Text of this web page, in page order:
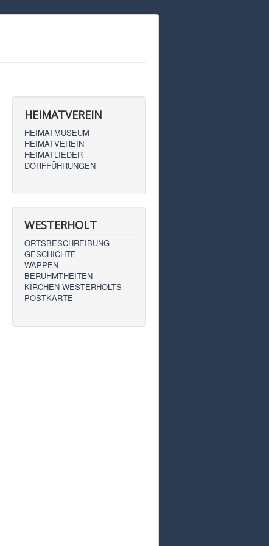
HEIMATVEREIN
HEIMATMUSEUM
HEIMATVEREIN
HEIMATLIEDER
DORFFÜHRUNGEN
WESTERHOLT
ORTSBESCHREIBUNG
GESCHICHTE
WAPPEN
BERÜHMTHEITEN
KIRCHEN WESTERHOLTS
POSTKARTE